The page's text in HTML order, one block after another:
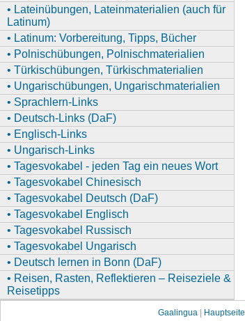
• Lateinübungen, Lateinmaterialien (auch für
Latinum)
• Latinum: Vorbereitung, Tipps, Bücher
• Polnischübungen, Polnischmaterialien
• Türkischübungen, Türkischmaterialien
• Ungarischübungen, Ungarischmaterialien
• Sprachlern-Links
• Deutsch-Links (DaF)
• Englisch-Links
• Ungarisch-Links
• Tagesvokabel - jeden Tag ein neues Wort
• Tagesvokabel Chinesisch
• Tagesvokabel Deutsch (DaF)
• Tagesvokabel Englisch
• Tagesvokabel Russisch
• Tagesvokabel Ungarisch
• Deutsch lernen in Bonn (DaF)
• Reisen, Rasten, Reflektieren – Reiseziele &
Reisetipps
Gaalingua Hauptseite